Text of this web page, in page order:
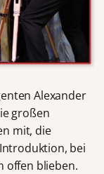
Alexander
großen
mit, die
bei
offen blieben.